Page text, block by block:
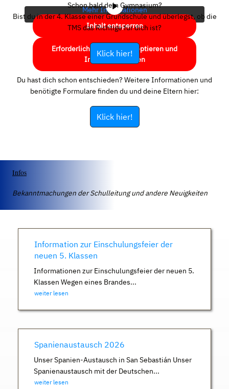
Mehr Informationen
Inhalt entsperren
Erforderlichen Service akzeptieren und
Inhalte entsperren
Schon bald dein Gymnasium?
Bist du in der 4. Klasse einer Grundschule und überlegst, ob die
TMS das Richtige für dich ist?
Klick hier!
Du hast dich schon entschieden? Weitere Informationen und
benötigte Formulare finden du und deine Eltern hier:
Klick hier!
Infos
Bekanntmachungen der Schulleitung und andere Neuigkeiten
Information zur Einschulungsfeier der
neuen 5. Klassen
Informationen zur Einschulungsfeier der neuen 5.
Klassen Wegen eines Brandes...
weiter lesen
Spanienaustausch 2026
Unser Spanien-Austausch in San Sebastián Unser
Spanienaustausch mit der Deutschen...
weiter lesen